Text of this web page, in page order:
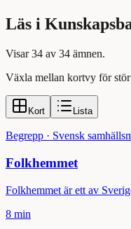
Läs i
Visar 34 av 34 ämnen.
Växla mellan kortvy för
Kort Lista
Begrepp · Svensk
Folkhemmet
Folkhemmet är ett av
8 min